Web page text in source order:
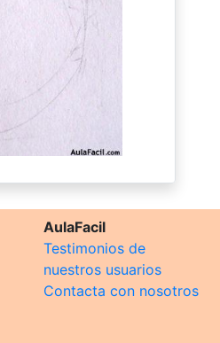
AulaFacil
Testimonios de
nuestros usuarios
Contacta con nosotros